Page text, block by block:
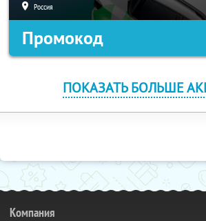
Россия
Промокод
ПОКАЗАТЬ БОЛЬШЕ
Компания